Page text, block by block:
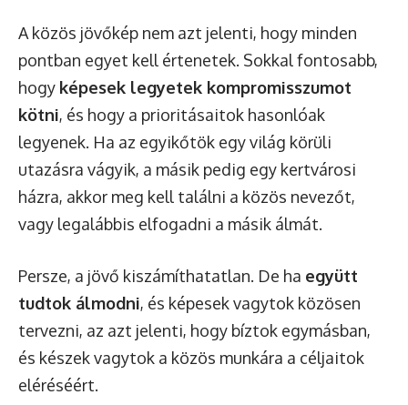
A közös jövőkép nem azt jelenti, hogy minden
pontban egyet kell értenetek. Sokkal fontosabb,
hogy képesek legyetek kompromisszumot
kötni, és hogy a prioritásaitok hasonlóak
legyenek. Ha az egyikőtök egy világ körüli
utazásra vágyik, a másik pedig egy kertvárosi
házra, akkor meg kell találni a közös nevezőt,
vagy legalábbis elfogadni a másik álmát.
Persze, a jövő kiszámíthatatlan. De ha együtt
tudtok álmodni, és képesek vagytok közösen
tervezni, az azt jelenti, hogy bíztok egymásban,
és készek vagytok a közös munkára a céljaitok
eléréséért.